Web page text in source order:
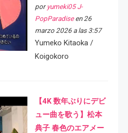
por yumeki05 J-
PopParadiseen 26
marzo 2026 a las 3:57
Yumeko Kitaoka /
Koigokoro
【4K 数年ぶりにデビ
ュー曲を歌う】松本
典子 春色のエアメー